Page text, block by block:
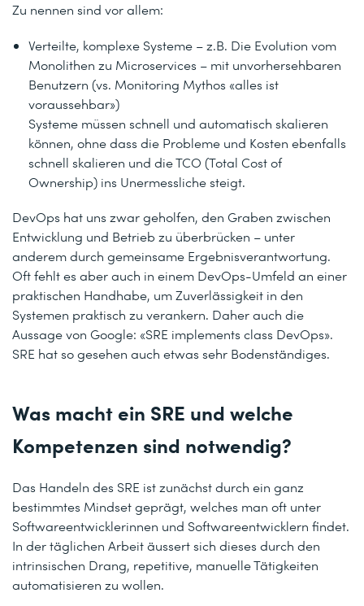
Zu nennen sind vor allem:
Verteilte, komplexe Systeme – z.B. Die Evolution vom
Monolithen zu Microservices – mit unvorhersehbaren
Benutzern (vs. Monitoring Mythos «alles ist
voraussehbar»)
Systeme müssen schnell und automatisch skalieren
können, ohne dass die Probleme und Kosten ebenfalls
schnell skalieren und die TCO (Total Cost of
Ownership) ins Unermessliche steigt.
DevOps hat uns zwar geholfen, den Graben zwischen
Entwicklung und Betrieb zu überbrücken – unter
anderem durch gemeinsame Ergebnisverantwortung.
Oft fehlt es aber auch in einem DevOps-Umfeld an einer
praktischen Handhabe, um Zuverlässigkeit in den
Systemen praktisch zu verankern. Daher auch die
Aussage von Google: «SRE implements class DevOps».
SRE hat so gesehen auch etwas sehr Bodenständiges.
Was macht ein SRE und welche
Kompetenzen sind notwendig?
Das Handeln des SRE ist zunächst durch ein ganz
bestimmtes Mindset geprägt, welches man oft unter
Softwareentwicklerinnen und Softwareentwicklern findet.
In der täglichen Arbeit äussert sich dieses durch den
intrinsischen Drang, repetitive, manuelle Tätigkeiten
automatisieren zu wollen.